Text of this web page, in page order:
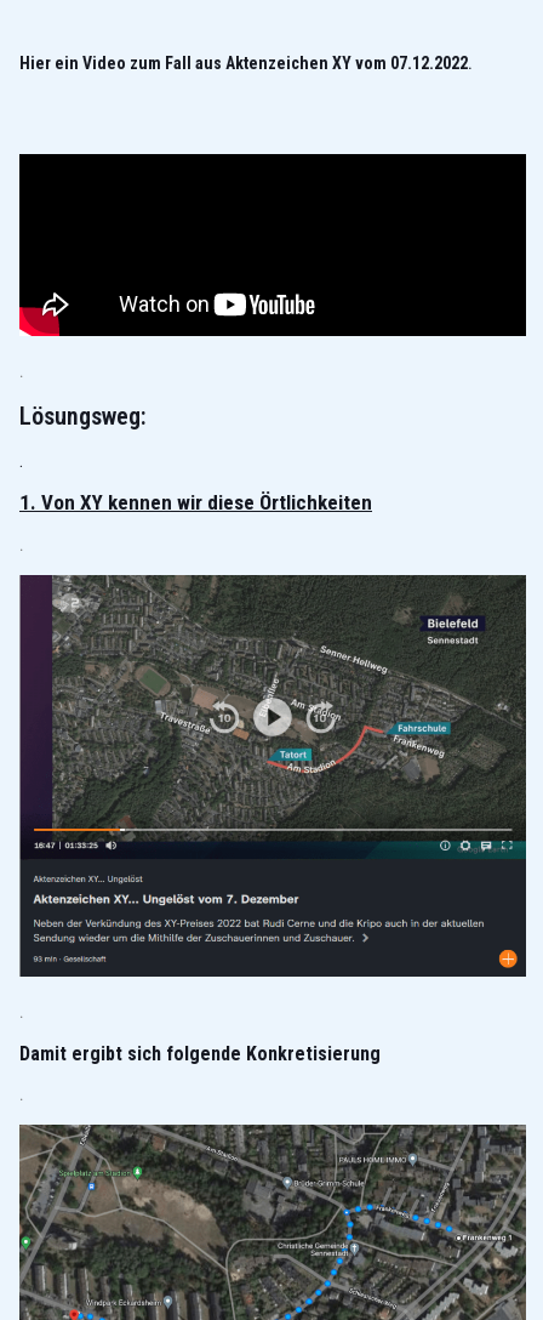
Hier ein Video zum Fall aus Aktenzeichen XY vom 07.12.2022.
.
Lösungsweg:
.
1. Von XY kennen wir diese Örtlichkeiten
.
.
Damit ergibt sich folgende Konkretisierung
.